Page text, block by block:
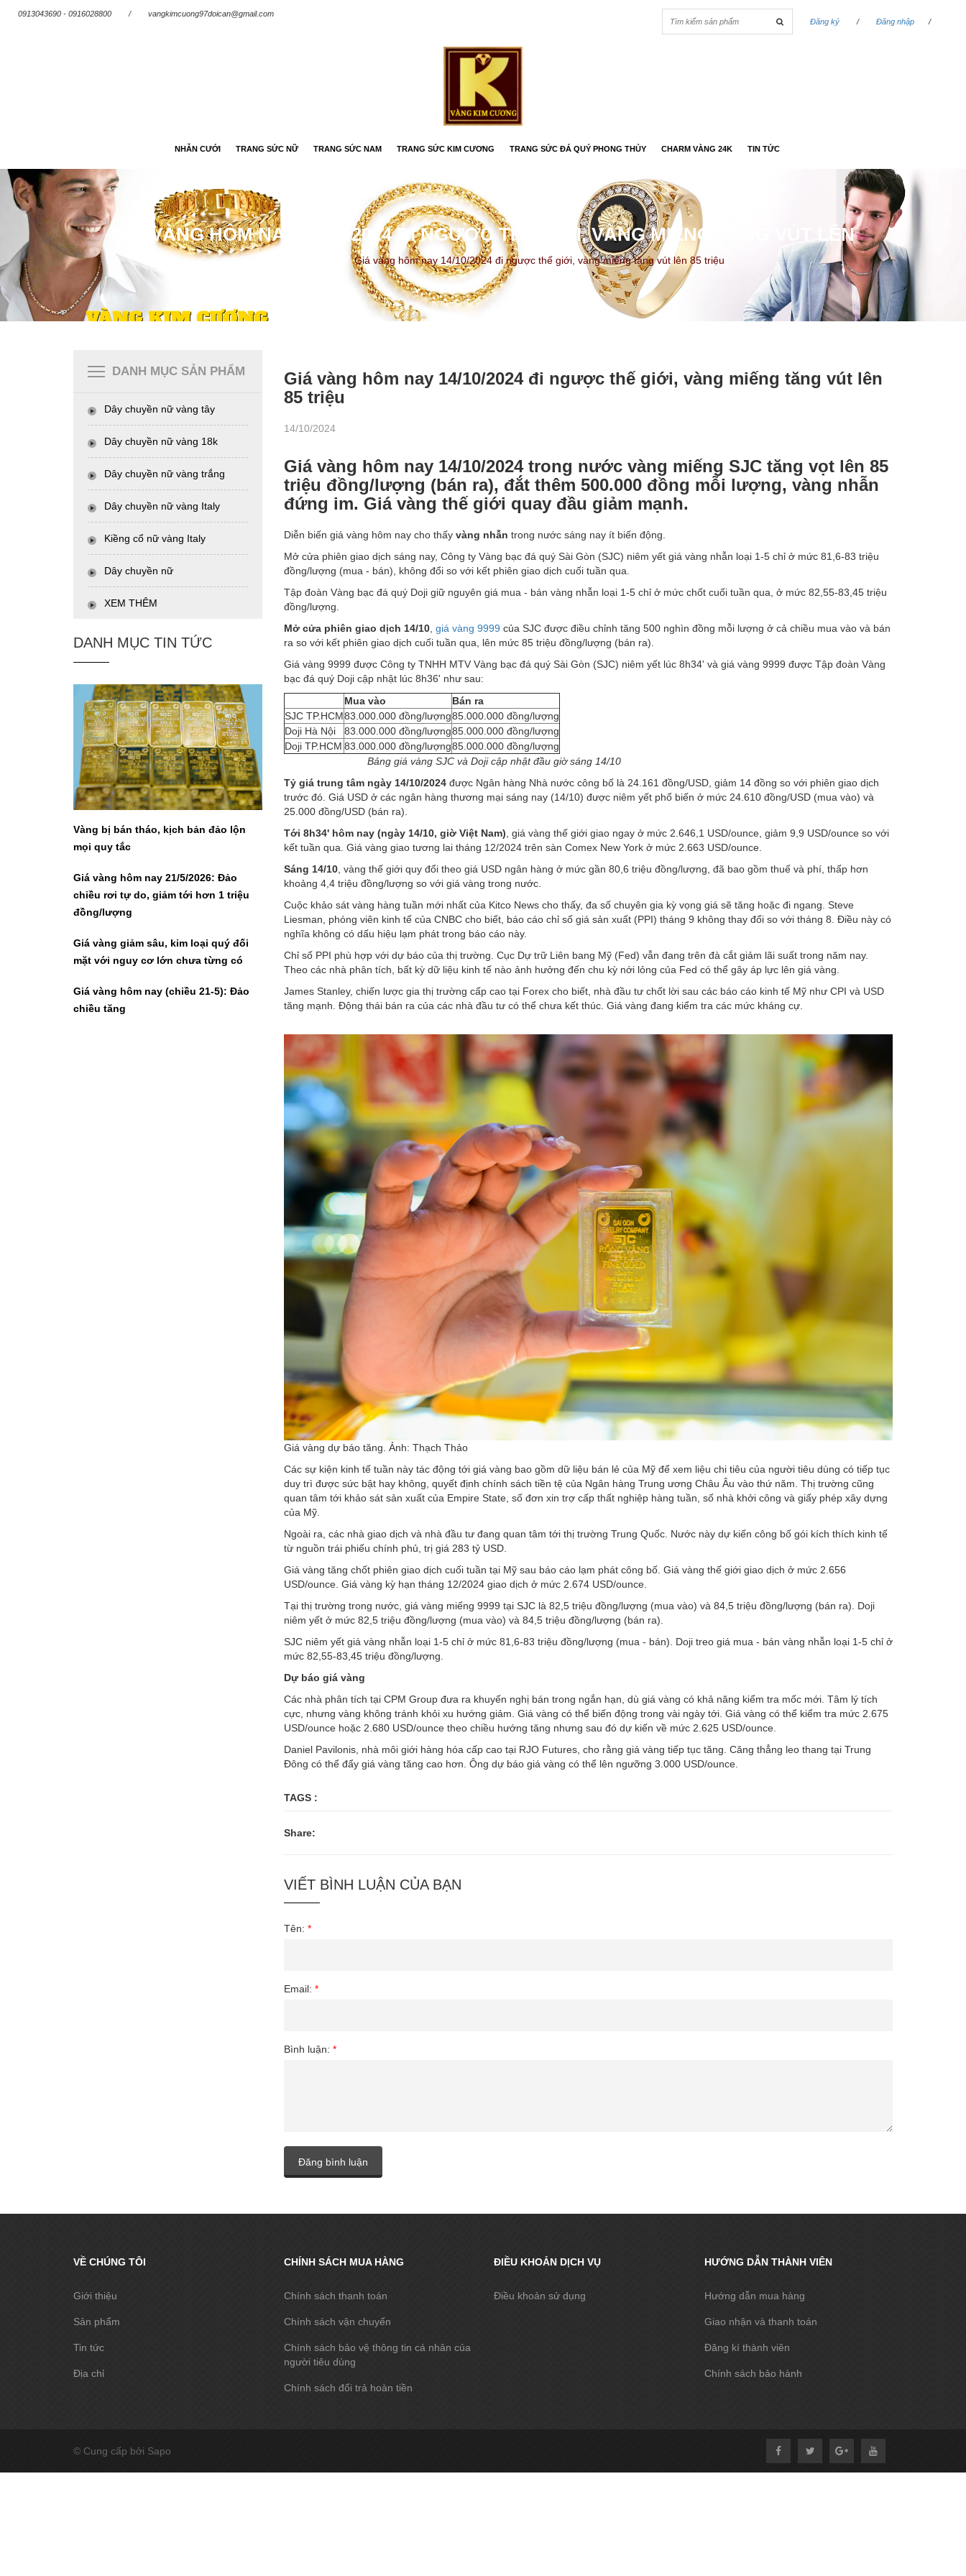
0913043690 - 0916028800 /
vangkimcuong97doican@gmail.com
Đăng ký
/ Đăng nhập /
NHẪN CƯỚI TRANG SỨC NỮ TRANG SỨC NAM TRANG SỨC KIM CƯƠNG TRANG SỨC ĐÁ QUÝ PHONG THỦY CHARM VÀNG 24K TIN TỨC
GIÁ VÀNG HÔM NAY 14/10/2024 ĐI NGƯỢC THẾ GIỚI, VÀNG MIẾNG TĂNG VÚT LÊN
Trang chủ / Giá vàng hôm nay 14/10/2024 đi ngược thế giới, vàng miếng tăng vút lên 85 triệu
DANH MỤC SẢN PHẨM
Dây chuyền nữ vàng tây
Dây chuyền nữ vàng 18k
Dây chuyền nữ vàng trắng
Dây chuyền nữ vàng Italy
Kiềng cổ nữ vàng Italy
Dây chuyền nữ
XEM THÊM
DANH MỤC TIN TỨC
Vàng bị bán tháo, kịch bản đảo lộn
mọi quy tắc
Giá vàng hôm nay 21/5/2026: Đảo
chiều rơi tự do, giảm tới hơn 1 triệu
đồng/lượng
Giá vàng giảm sâu, kim loại quý đối
mặt với nguy cơ lớn chưa từng có
Giá vàng hôm nay (chiều 21-5): Đảo
chiều tăng
Giá vàng hôm nay 14/10/2024 đi ngược thế giới, vàng miếng tăng vút lên
85 triệu
14/10/2024
Giá vàng hôm nay 14/10/2024 trong nước vàng miếng SJC tăng vọt lên 85
triệu đồng/lượng (bán ra), đắt thêm 500.000 đồng mỗi lượng, vàng nhẫn
đứng im. Giá vàng thế giới quay đầu giảm mạnh.
Diễn biến giá vàng hôm nay cho thấy vàng nhẫn trong nước sáng nay ít biến động.
Mở cửa phiên giao dịch sáng nay, Công ty Vàng bạc đá quý Sài Gòn (SJC) niêm yết giá vàng nhẫn loại 1-5 chỉ ở mức 81,6-83 triệu
đồng/lượng (mua - bán), không đổi so với kết phiên giao dịch cuối tuần qua.
Tập đoàn Vàng bạc đá quý Doji giữ nguyên giá mua - bán vàng nhẫn loại 1-5 chỉ ở mức chốt cuối tuần qua, ở mức 82,55-83,45 triệu
đồng/lượng.
Mở cửa phiên giao dịch 14/10, giá vàng 9999 của SJC được điều chỉnh tăng 500 nghìn đồng mỗi lượng ở cả chiều mua vào và bán
ra so với kết phiên giao dịch cuối tuần qua, lên mức 85 triệu đồng/lượng (bán ra).
Giá vàng 9999 được Công ty TNHH MTV Vàng bạc đá quý Sài Gòn (SJC) niêm yết lúc 8h34' và giá vàng 9999 được Tập đoàn Vàng
bạc đá quý Doji cập nhật lúc 8h36' như sau:
Mua vào
Bán ra
SJC TP.HCM83.000.000 đồng/lượng85.000.000 đồng/lượng
Doji Hà Nội
83.000.000 đồng/lượng85.000.000 đồng/lượng
Doji TP.HCM 83.000.000 đồng/lượng85.000.000 đồng/lượng
Bảng giá vàng SJC và Doji cập nhật đầu giờ sáng 14/10
Tỷ giá trung tâm ngày 14/10/2024được Ngân hàng Nhà nước công bố là 24.161 đồng/USD, giảm 14 đồng so với phiên giao dịch
trước đó. Giá USD ở các ngân hàng thương mại sáng nay (14/10) được niêm yết phổ biến ở mức 24.610 đồng/USD (mua vào) và
25.000 đồng/USD (bán ra).
Tới 8h34' hôm nay (ngày 14/10, giờ Việt Nam) , giá vàng thế giới giao ngay ở mức 2.646,1 USD/ounce, giảm 9,9 USD/ounce so với
kết tuần qua. Giá vàng giao tương lai tháng 12/2024 trên sàn Comex New York ở mức 2.663 USD/ounce.
Sáng 14/10, vàng thế giới quy đổi theo giá USD ngân hàng ở mức gần 80,6 triệu đồng/lượng, đã bao gồm thuế và phí, thấp hơn
khoảng 4,4 triệu đồng/lượng so với giá vàng trong nước.
Cuộc khảo sát vàng hàng tuần mới nhất của Kitco News cho thấy, đa số chuyên gia kỳ vọng giá sẽ tăng hoặc đi ngang. Steve
Liesman, phóng viên kinh tế của CNBC cho biết, báo cáo chỉ số giá sản xuất (PPI) tháng 9 không thay đổi so với tháng 8. Điều này có
nghĩa không có dấu hiệu lạm phát trong báo cáo này.
Chỉ số PPI phù hợp với dự báo của thị trường. Cục Dự trữ Liên bang Mỹ (Fed) vẫn đang trên đà cắt giảm lãi suất trong năm nay.
Theo các nhà phân tích, bất kỳ dữ liệu kinh tế nào ảnh hưởng đến chu kỳ nới lỏng của Fed có thể gây áp lực lên giá vàng.
James Stanley, chiến lược gia thị trường cấp cao tại Forex cho biết, nhà đầu tư chốt lời sau các báo cáo kinh tế Mỹ như CPI và USD
tăng mạnh. Động thái bán ra của các nhà đầu tư có thể chưa kết thúc. Giá vàng đang kiểm tra các mức kháng cự.
Giá vàng dự báo tăng. Ảnh: Thạch Thảo
Các sự kiện kinh tế tuần này tác động tới giá vàng bao gồm dữ liệu bán lẻ của Mỹ để xem liệu chi tiêu của người tiêu dùng có tiếp tục
duy trì được sức bật hay không, quyết định chính sách tiền tệ của Ngân hàng Trung ương Châu Âu vào thứ năm. Thị trường cũng
quan tâm tới khảo sát sản xuất của Empire State, số đơn xin trợ cấp thất nghiệp hàng tuần, số nhà khởi công và giấy phép xây dựng
của Mỹ.
Ngoài ra, các nhà giao dịch và nhà đầu tư đang quan tâm tới thị trường Trung Quốc. Nước này dự kiến công bố gói kích thích kinh tế
từ nguồn trái phiếu chính phủ, trị giá 283 tỷ USD.
Giá vàng tăng chốt phiên giao dịch cuối tuần tại Mỹ sau báo cáo lạm phát công bố. Giá vàng thế giới giao dịch ở mức 2.656
USD/ounce. Giá vàng kỳ hạn tháng 12/2024 giao dịch ở mức 2.674 USD/ounce.
Tại thị trường trong nước, giá vàng miếng 9999 tại SJC là 82,5 triệu đồng/lượng (mua vào) và 84,5 triệu đồng/lượng (bán ra). Doji
niêm yết ở mức 82,5 triệu đồng/lượng (mua vào) và 84,5 triệu đồng/lượng (bán ra).
SJC niêm yết giá vàng nhẫn loại 1-5 chỉ ở mức 81,6-83 triệu đồng/lượng (mua - bán). Doji treo giá mua - bán vàng nhẫn loại 1-5 chỉ ở
mức 82,55-83,45 triệu đồng/lượng.
Dự báo giá vàng
Các nhà phân tích tại CPM Group đưa ra khuyến nghị bán trong ngắn hạn, dù giá vàng có khả năng kiểm tra mốc mới. Tâm lý tích
cực, nhưng vàng không tránh khỏi xu hướng giảm. Giá vàng có thể biến động trong vài ngày tới. Giá vàng có thể kiểm tra mức 2.675
USD/ounce hoặc 2.680 USD/ounce theo chiều hướng tăng nhưng sau đó dự kiến về mức 2.625 USD/ounce.
Daniel Pavilonis, nhà môi giới hàng hóa cấp cao tại RJO Futures, cho rằng giá vàng tiếp tục tăng. Căng thẳng leo thang tại Trung
Đông có thể đẩy giá vàng tăng cao hơn. Ông dự báo giá vàng có thể lên ngưỡng 3.000 USD/ounce.
TAGS :
Share:
VIẾT BÌNH LUẬN CỦA BẠN
Tên: *
Email: *
Bình luận: *
Đăng bình luận
VỀ CHÚNG TÔI
Giới thiệu
Sản phẩm
Tin tức
Địa chỉ
CHÍNH SÁCH MUA HÀNG
Chính sách thanh toán
Chính sách vận chuyển
Chính sách bảo vệ thông tin cá nhân của
người tiêu dùng
Chính sách đổi trả hoàn tiền
ĐIỀU KHOẢN DỊCH VỤ
Điều khoản sử dụng
HƯỚNG DẪN THÀNH VIÊN
Hướng dẫn mua hàng
Giao nhận và thanh toán
Đăng kí thành viên
Chính sách bảo hành
© Cung cấp bởi Sapo